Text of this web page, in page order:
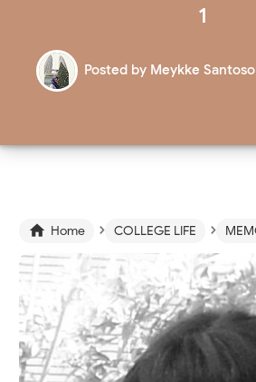
1
Posted by Meykke Santoso
 Home › COLLEGE LIFE ›